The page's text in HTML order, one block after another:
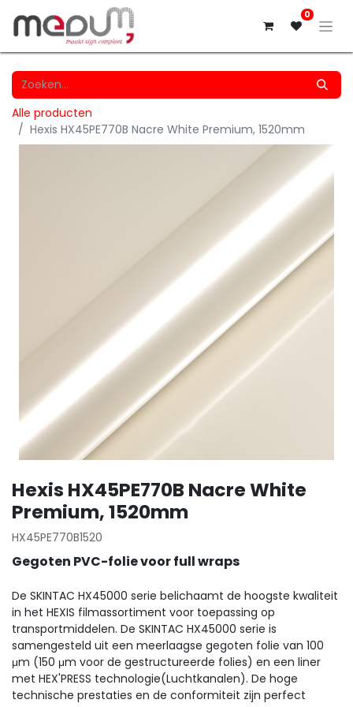
0
Alle producten
Hexis HX45PE770B Nacre White Premium, 1520mm
Hexis HX45PE770B Nacre White
Premium, 1520mm
HX45PE770B1520
Gegoten PVC-folie voor full wraps
De SKINTAC HX45000 serie belichaamt de hoogste kwaliteit
in het HEXIS filmassortiment voor toepassing op
transportmiddelen. De SKINTAC HX45000 serie is
samengesteld uit een meerlaagse gegoten folie van 100
μm (150 μm voor de gestructureerde folies) en een liner
met HEX'PRESS technologie(Luchtkanalen). De hoge
technische prestaties en de conformiteit zijn perfect